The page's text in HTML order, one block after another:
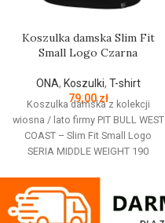
Koszulka damska Slim Fit
Small Logo Czarna
ONA, Koszulki, T-shirt
79,00zł
Koszulka damska z kolekcji
wiosna / lato firmy PIT BULL WEST
COAST – Slim Fit Small Logo
SERIA MIDDLE WEIGHT 190
sylwetkę - klasyczny okrągły
dekolt - T-Shirt wykonany z